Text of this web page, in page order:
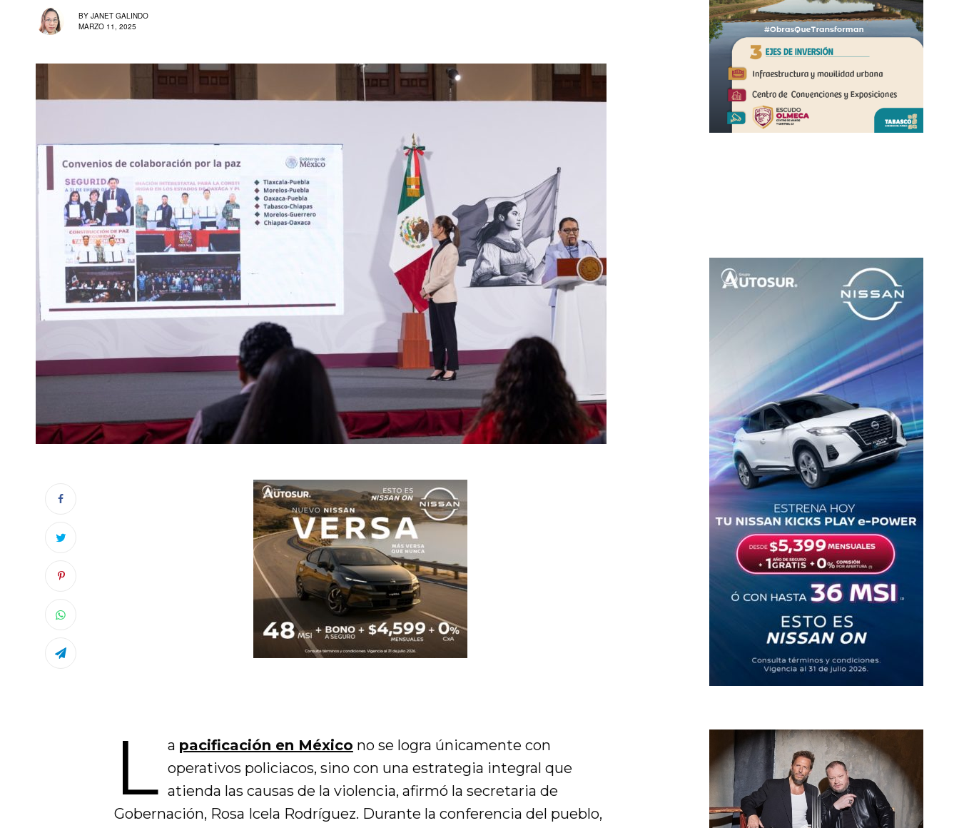
BY JANET GALINDO
MARZO 11, 2025
L a pacificación en México no se logra únicamente con
operativos policiacos, sino con una estrategia integral que
atienda las causas de la violencia, afirmó la secretaria de
Gobernación, Rosa Icela Rodríguez. Durante la conferencia del pueblo,